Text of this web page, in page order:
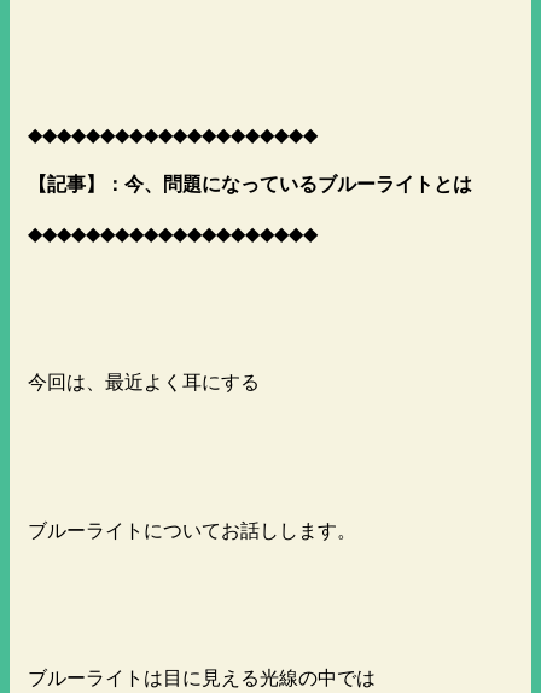
◆◆◆◆◆◆◆◆◆◆◆◆◆◆◆◆◆◆◆◆
【記事】：今、問題になっているブルーライトとは
◆◆◆◆◆◆◆◆◆◆◆◆◆◆◆◆◆◆◆◆
今回は、最近よく耳にする
ブルーライトについてお話しします。
ブルーライトは目に見える光線の中では